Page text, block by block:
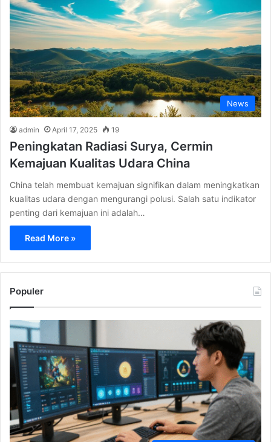
News
admin April 17, 2025 19
Peningkatan Radiasi Surya, Cermin
Kemajuan Kualitas Udara China
China telah membuat kemajuan signifikan dalam meningkatkan
kualitas udara dengan mengurangi polusi. Salah satu indikator
penting dari kemajuan ini adalah…
Read More »
Populer